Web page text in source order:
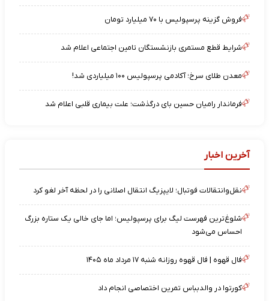
فروش گزینه پرسپولیس با ۷۰ میلیارد تومان
شرایط قطع مستمری بازنشستگان تامین اجتماعی اعلام شد
معدن طلای سرخ؛ آکادمی پرسپولیس ۱۰۰ میلیاردی شد!
فرماندار رامیان حسین بای درگذشت؛ علت بیماری قلبی اعلام شد
آخرین اخبار
نقل‌وانتقالات فوتبال؛ لایپزیگ انتقال اصلانی را در لحظه آخر لغو کرد
شلوغ‌ترین فهرست لیگ برای پرسپولیس؛ اما جای خالی یک ستاره بزرگ
احساس می‌شود
فال قهوه | فال قهوه روزانه شنبه ۱۷ مرداد ماه ۱۴۰۵
کورتوا در والدبباس تمرین اختصاصی انجام داد